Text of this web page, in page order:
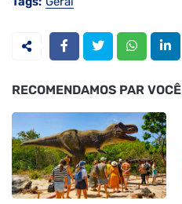
RECOMENDAMOS PAR VOCÊ